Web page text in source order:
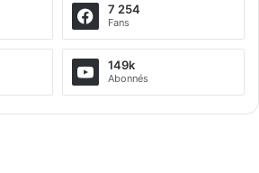
7 254
Fans
149k
Abonnés